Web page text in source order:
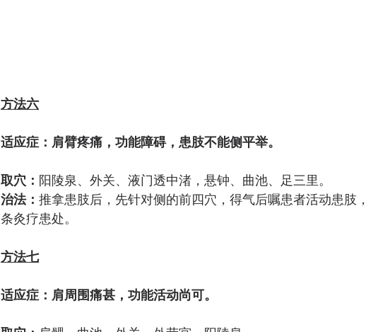
方法六
适应症：肩臂疼痛，功能障碍，患肢不能侧平举。
取穴： 阳陵泉、外关、液门透中渚，悬钟、曲池、足三里。
治法： 推拿患肢后，先针对侧的前四穴，得气后嘱患者活动患肢
条灸疗患处。
方法七
适应症：肩周围痛甚，功能活动尚可。